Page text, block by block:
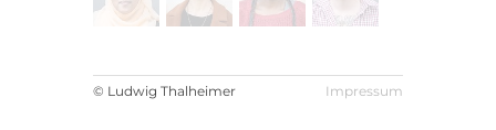
© Ludwig Thalheimer Impressum